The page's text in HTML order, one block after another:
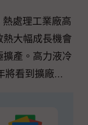
處理工業廠高
大幅成長機會
產。高力液冷
將看到擴廠...